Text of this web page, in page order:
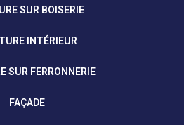
SUR BOISERIE
INTÉRIEUR
SUR FERRONNERIE
FAÇADE